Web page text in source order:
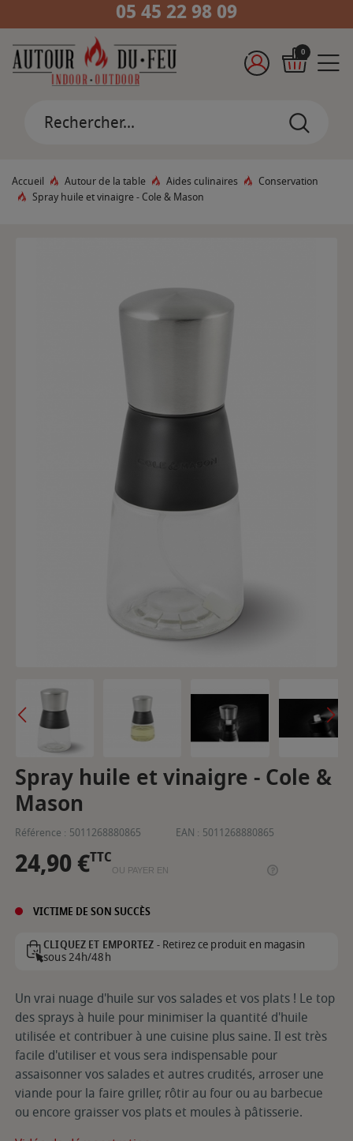
05 45 22 98 09
0
Accueil Autour de la table Aides culinaires
Conservation
Spray huile et vinaigre - Cole & Mason
Spray huile et vinaigre - Cole &
Mason
Référence : 5011268880865 EAN : 5011268880865
24,90 €TTC
OU PAYER EN
VICTIME DE SON SUCCÈS
CLIQUEZ ET EMPORTEZ -Retirez ce produit en magasin
sous 24h/48h
Un vrai nuage d'huile sur vos salades et vos plats ! Le top
des sprays à huile pour minimiser la quantité d'huile
utilisée et contribuer à une cuisine plus saine. Il est très
facile d'utiliser et vous sera indispensable pour
assaisonner vos salades et autres crudités, arroser une
viande pour la faire griller, rôtir au four ou au barbecue
ou encore graisser vos plats et moules à pâtisserie.